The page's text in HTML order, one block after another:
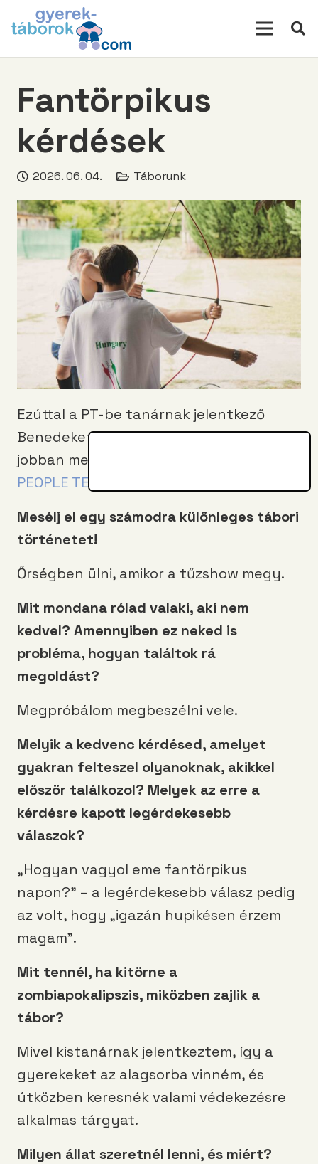
Fantörpikus
kérdések
2026. 06. 04. Táborunk
Ezúttal a PT-be tanárnak jelentkező
Benedeket kérdezgettük azért, hogy
jobban megismerjük. Természetesen a
PEOPLE TEAM
Mesélj el egy számodra különleges tábori
történetet!
Őrségben ülni, amikor a tűzshow megy.
Mit mondana rólad valaki, aki nem
kedvel? Amennyiben ez neked is
probléma, hogyan találtok rá
megoldást?
Megpróbálom megbeszélni vele.
Melyik a kedvenc kérdésed, amelyet
gyakran felteszel olyanoknak, akikkel
először találkozol? Melyek az erre a
kérdésre kapott legérdekesebb
válaszok?
„Hogyan vagyol eme fantörpikus
napon?” – a legérdekesebb válasz pedig
az volt, hogy „igazán hupikésen érzem
magam”.
Mit tennél, ha kitörne a
zombiapokalipszis, miközben zajlik a
tábor?
Mivel kistanárnak jelentkeztem, így a
gyerekeket az alagsorba vinném, és
útközben keresnék valami védekezésre
alkalmas tárgyat.
Milyen állat szeretnél lenni, és miért?